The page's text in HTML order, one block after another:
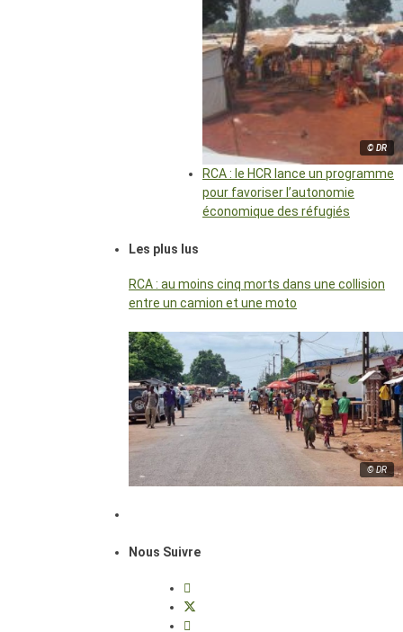
© DR
RCA : le HCR lance un programme
pour favoriser l’autonomie
économique des réfugiés
Les plus lus
RCA : au moins cinq morts dans une collision
entre un camion et une moto
© DR
Nous Suivre